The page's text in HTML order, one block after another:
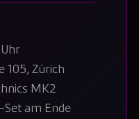
105, Zürich
MK2
Set am Ende